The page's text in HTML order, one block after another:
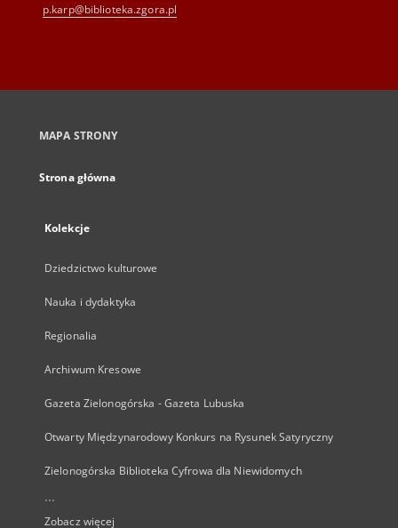
p.karp@biblioteka.zgora.pl
MAPA STRONY
Strona główna
Kolekcje
Dziedzictwo kulturowe
Nauka i dydaktyka
Regionalia
Archiwum Kresowe
Gazeta Zielonogórska - Gazeta Lubuska
Otwarty Międzynarodowy Konkurs na Rysunek Satyryczny
Zielonogórska Biblioteka Cyfrowa dla Niewidomych
...
Zobacz więcej